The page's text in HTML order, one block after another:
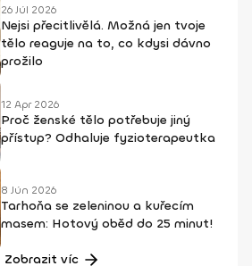
26 Júl 2026
Nejsi přecitlivělá. Možná jen tvoje
tělo reaguje na to, co kdysi dávno
prožilo
12 Apr 2026
Proč ženské tělo potřebuje jiný
přístup? Odhaluje fyzioterapeutka
8 Jún 2026
Tarhoňa se zeleninou a kuřecím
masem: Hotový oběd do 25 minut!
Zobrazit víc